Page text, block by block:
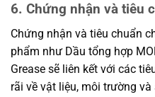
6. Chứng nhận và tiêu
Chứng nhận và tiêu chuẩn
phẩm như Dầu tổng hợp
Grease sẽ liên kết với các
rãi về vật liệu, môi trường